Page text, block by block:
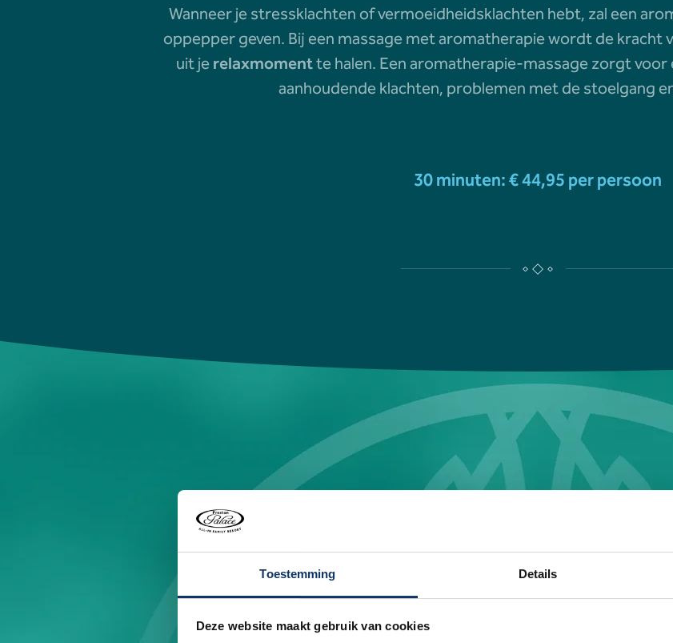
Toestemming Details
Deze website maakt gebruik van cookies
Wanneer je stressklachten of vermoeidheidsklachten hebt, zal een
oppepper geven. Bij een massage met aromatherapie wordt de
uit jerelaxmomentte halen. Een aromatherapie-massage zorgt
aanhoudende klachten, problemen met de stoelgang
30 minuten: € 44,95 per persoon
Heb je een